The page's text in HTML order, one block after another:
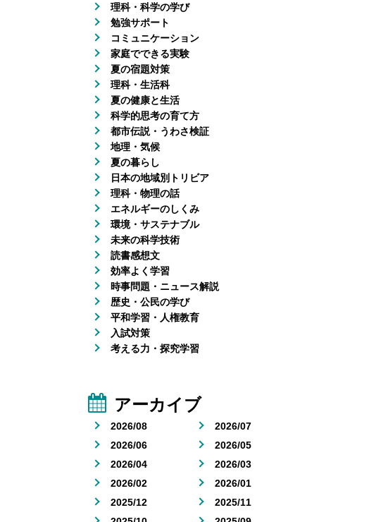
理科・科学の学び
勉強サポート
コミュニケーション
家庭でできる実験
夏の宿題対策
理科・生活科
夏の健康と生活
科学的思考の育て方
都市伝説・うわさ検証
地理・気候
夏の暮らし
日本の地域別トリビア
理科・物理の話
エネルギーのしくみ
環境・サステナブル
未来の科学技術
読書感想文
効率よく学習
時事問題・ニュース解説
歴史・公民の学び
平和学習・人権教育
入試対策
考える力・探究学習
アーカイブ
2026/08
2026/07
2026/06
2026/05
2026/04
2026/03
2026/02
2026/01
2025/12
2025/11